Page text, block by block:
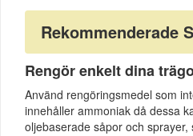
Rekommenderade
Rengör enkelt dina
Använd rengöringsmedel som
innehåller ammoniak då dessa
oljebaserade såpor och